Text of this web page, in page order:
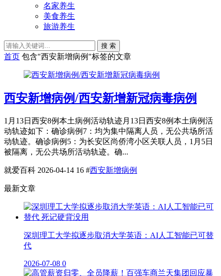
名家养生
美食养生
旅游养生
搜 索
首页 包含"西安新增病例"标签的文章
西安新增病例/西安新增新冠病毒病例
1月13日西安8例本土病例活动轨迹月13日西安8例本土病例活
动轨迹如下：确诊病例7：均为集中隔离人员，无公共场所活
动轨迹。确诊病例5：为长安区尚侨湾小区关联人员，1月5日
被隔离，无公共场所活动轨迹。确...
就爱百科 2026-04-14 16 #西安新增病例
最新文章
深圳理工大学拟逐步取消大学英语：AI人工智能已可替
代
2026-07-08 0